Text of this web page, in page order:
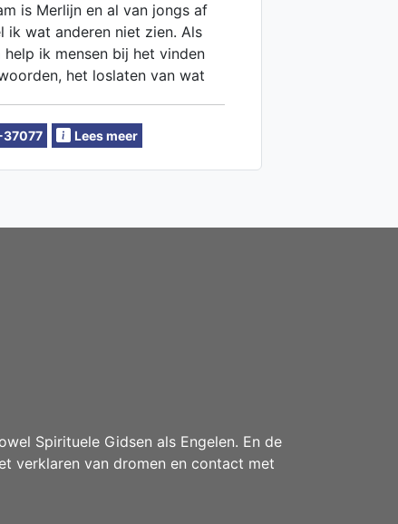
is Merlijn en al van jongs af
ik wat anderen niet zien. Als
help ik mensen bij het vinden
het loslaten van wat
In een consult werk ik
en met veel zachtheid.
Lees meer
Spirituele Gidsen als Engelen. En de
verklaren van dromen en contact met